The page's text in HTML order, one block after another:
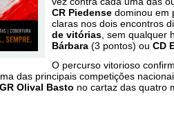
CR Piedense dominou em
claras nos dois encontros
de vitórias , sem qualquer
Bárbara (3 pontos) ou CD
O percurso vitorioso
das principais competições
GR Olival Basto no cartaz das quatro